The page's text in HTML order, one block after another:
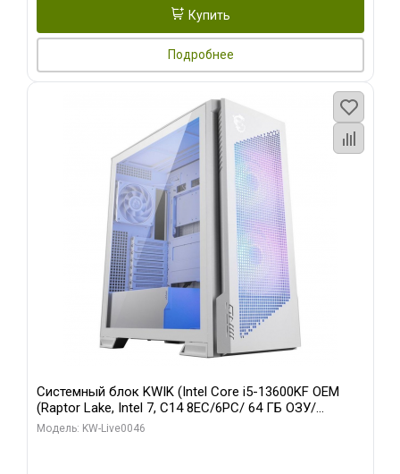
Купить
Подробнее
Системный блок KWIK (Intel Core i5-13600KF OEM
(Raptor Lake, Intel 7, C14 8EC/6PC/ 64 ГБ ОЗУ/
Gigabyte RTX5060Ti GAMING OC 8GB GDDR7 128bit
Модель: KW-Live0046